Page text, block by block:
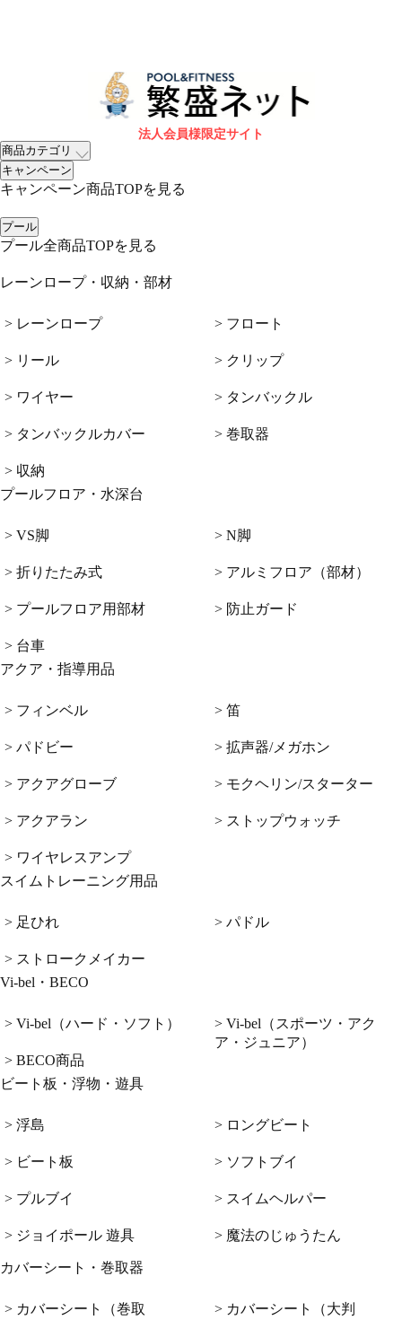
法人会員様限定サイト
商品カテゴリ
キャンペーン
キャンペーン商品TOPを見る
プール
プール全商品TOPを見る
レーンロープ・収納・部材
> レーンロープ
> リール
> ワイヤー
> タンバックルカバー
> 収納
> フロート
> クリップ
> タンバックル
> 巻取器
プールフロア・水深台
> VS脚
> 折りたたみ式
> プールフロア用部材
> 台車
> N脚
> アルミフロア（部材）
> 防止ガード
アクア・指導用品
> フィンベル
> パドビー
> アクアグローブ
> アクアラン
> ワイヤレスアンプ
> 笛
> 拡声器/メガホン
> モクヘリン/スターター
> ストップウォッチ
スイムトレーニング用品
> 足ひれ
> ストロークメイカー
> パドル
Vi-bel・BECO
> Vi-bel（ハード・ソフト）
> BECO商品
> Vi-bel（スポーツ・アク
ア・ジュニア）
ビート板・浮物・遊具
> 浮島
> ビート板
> プルブイ
> ジョイポール 遊具
> ロングビート
> ソフトブイ
> スイムヘルパー
> 魔法のじゅうたん
カバーシート・巻取器
> カバーシート（巻取 > カバーシート（大判